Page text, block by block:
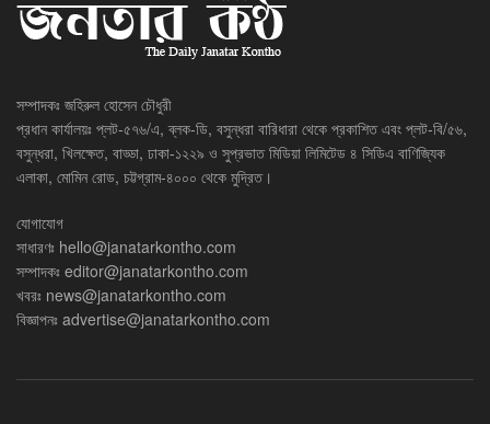
সম্পাদকঃ জহিরুল হোসেন চৌধুরী
প্রধান কার্যালয়ঃ প্লট-৫৭৬/এ, ব্লক-ডি, বসুন্ধরা বারিধারা থেকে প্রকাশিত এবং প্লট-বি/৫৬,
বসুন্ধরা, খিলক্ষেত, বাড্ডা, ঢাকা-১২২৯ ও সুপ্রভাত মিডিয়া লিমিটেড ৪ সিডিএ বাণিজ্যিক
এলাকা, মোমিন রোড, চট্টগ্রাম-৪০০০ থেকে মুদ্রিত।
যোগাযোগ
সাধারণঃ hello@janatarkontho.com
সম্পাদকঃ editor@janatarkontho.com
খবরঃ news@janatarkontho.com
বিজ্ঞাপনঃ advertise@janatarkontho.com